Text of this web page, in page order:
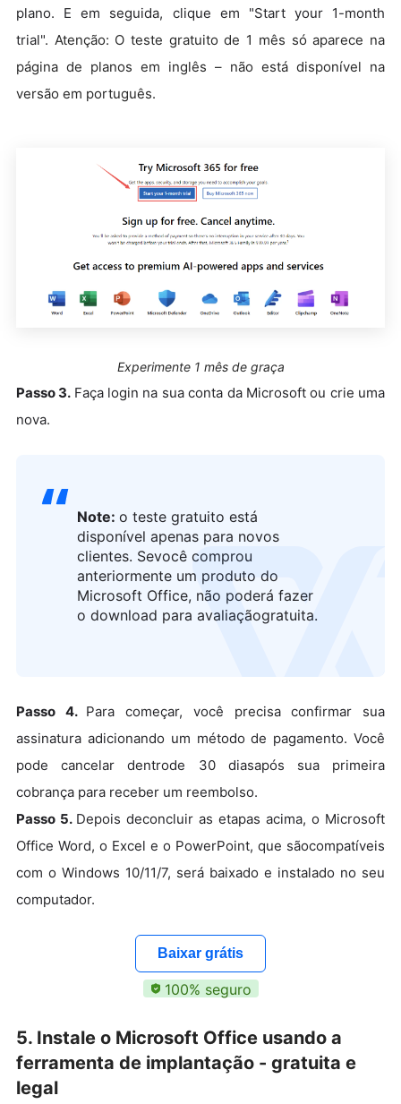
plano. E em seguida, clique em "Start your 1-month
trial". Atenção: O teste gratuito de 1 mês só aparece na
página de planos em inglês – não está disponível na
versão em português.
Experimente 1 mês de graça
Passo 3. Faça login na sua conta da Microsoft ou crie uma
nova.
Note: o teste gratuito está
disponível apenas para novos
clientes. Sevocê comprou
anteriormente um produto do
Microsoft Office, não poderá fazer
o download para avaliaçãogratuita.
logo
Passo 4. Para começar, você precisa confirmar sua
assinatura adicionando um método de pagamento. Você
pode cancelar dentrode 30 diasapós sua primeira
cobrança para receber um reembolso.
Passo 5. Depois deconcluir as etapas acima, o Microsoft
Office Word, o Excel e o PowerPoint, que sãocompatíveis
com o Windows 10/11/7, será baixado e instalado no seu
computador.
Baixar grátis
100% seguro
5. Instale o Microsoft Office usando a
ferramenta de implantação - gratuita e
legal